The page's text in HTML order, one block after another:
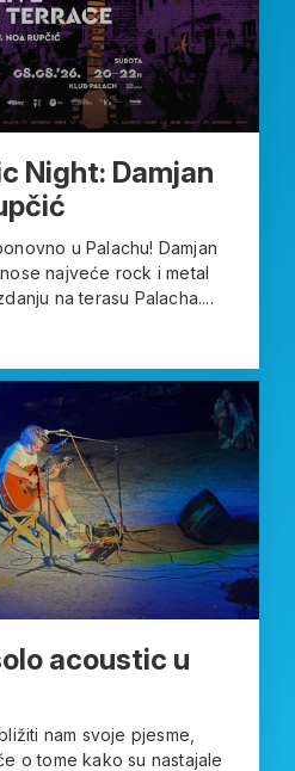
Night: Damjan
u Palachu! Damjan
najveće rock i metal
na terasu Palacha....
acoustic u
nam svoje pjesme,
o tome kako su nastajale